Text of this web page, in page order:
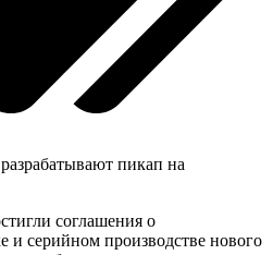
соглашения о
и серийном производстве нового